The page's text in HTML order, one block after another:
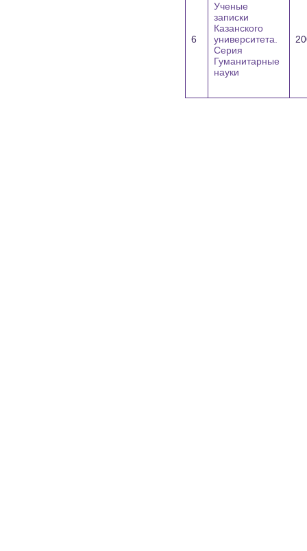
6
Ученые
записки
Казанского
университета.
Серия
Гуманитарные
науки